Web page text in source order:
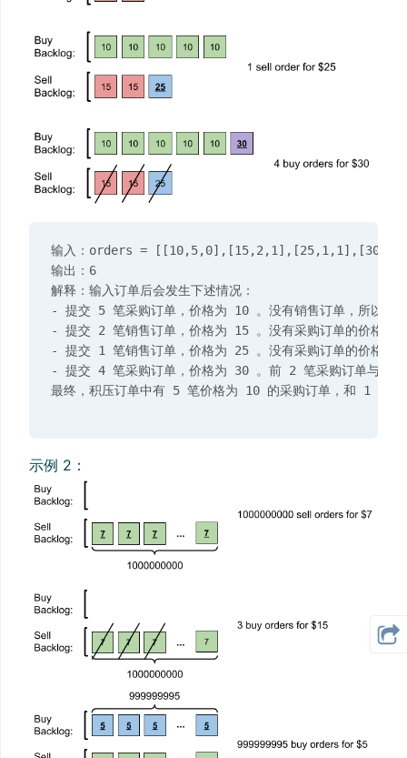
输入：orders =
输出：6
解释：输入订单后会发生下述情况：
- 提交 5 笔采购订单，价格为 10 。没有销售订单，所以这
- 提交 2 笔销售订单，价格为 15 。没有采购订单的价格大
- 提交 1 笔销售订单，价格为 25 。没有采购订单的价格大
- 提交 4 笔采购订单，价格为 30 。前 2 笔采购订单与价格
示例 2：